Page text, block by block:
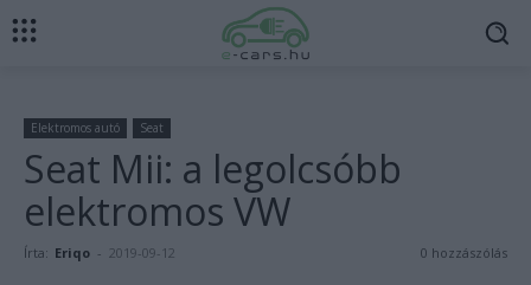
Elektromos autó Seat
Seat Mii: a legolcsóbb
elektromos VW
Írta: Eriqo - 2019-09-12 0 hozzászólás